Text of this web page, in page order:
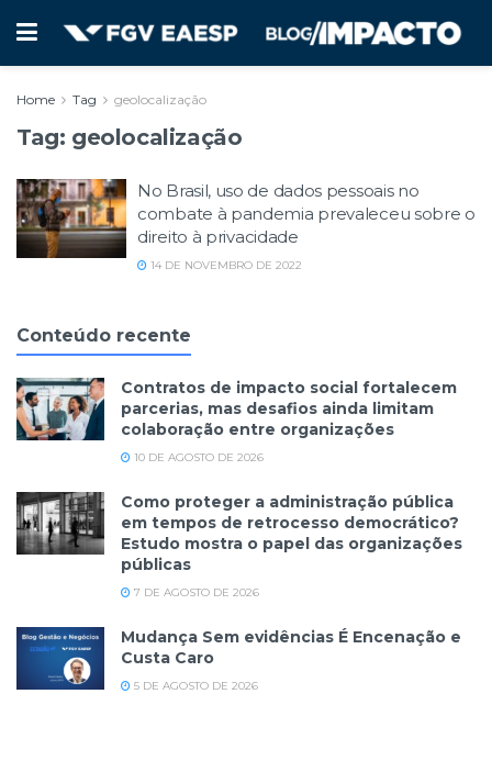
Home Tag geolocalização
Tag: geolocalização
No Brasil, uso de dados pessoais no
combate à pandemia prevaleceu sobre o
direito à privacidade
14 DE NOVEMBRO DE 2022
Conteúdo recente
Contratos de impacto social fortalecem
parcerias, mas desafios ainda limitam
colaboração entre organizações
10 DE AGOSTO DE 2026
Como proteger a administração pública
em tempos de retrocesso democrático?
Estudo mostra o papel das organizações
públicas
7 DE AGOSTO DE 2026
Mudança Sem evidências É Encenação e
Custa Caro
5 DE AGOSTO DE 2026